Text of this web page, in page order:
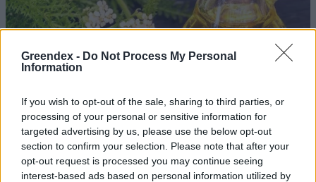
Greendex - Do Not Process My Personal
Information
If you wish to opt-out of the sale, sharing to third parties, or
processing of your personal or sensitive information for
targeted advertising by us, please use the below opt-out
section to confirm your selection. Please note that after your
opt-out request is processed you may continue seeing
interest-based ads based on personal information utilized by
Ezt a növényt már az őskorban is ismerték, a népi gyógyászatban